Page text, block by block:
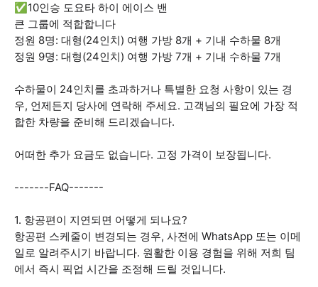
✅️10인승 도요타 하이 에이스 밴
큰 그룹에 적합합니다
정원 8명: 대형(24인치) 여행 가방 8개 + 기내 수하물 8개
정원 9명: 대형(24인치) 여행 가방 7개 + 기내 수하물 7개
수하물이 24인치를 초과하거나 특별한 요청 사항이 있는 경
우, 언제든지 당사에 연락해 주세요. 고객님의 필요에 가장 적
합한 차량을 준비해 드리겠습니다.
어떠한 추가 요금도 없습니다. 고정 가격이 보장됩니다.
-------FAQ-------
1. 항공편이 지연되면 어떻게 되나요?
항공편 스케줄이 변경되는 경우, 사전에 WhatsApp 또는 이메
일로 알려주시기 바랍니다. 원활한 이용 경험을 위해 저희 팀
에서 즉시 픽업 시간을 조정해 드릴 것입니다.